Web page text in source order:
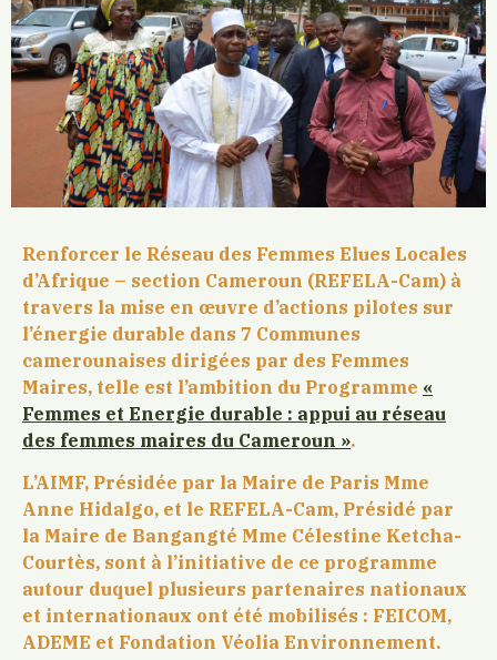
Renforcer le Réseau des Femmes Elues Locales
d’Afrique – section Cameroun (REFELA-Cam) à
travers la mise en œuvre d’actions pilotes sur
l’énergie durable dans 7 Communes
camerounaises dirigées par des Femmes
Maires, telle est l’ambition du Programme «
Femmes et Energie durable : appui au réseau
des femmes maires du Cameroun ».
L’AIMF, Présidée par la Maire de Paris Mme
Anne Hidalgo, et le REFELA-Cam, Présidé par
la Maire de Bangangté Mme Célestine Ketcha-
Courtès, sont à l’initiative de ce programme
autour duquel plusieurs partenaires nationaux
et internationaux ont été mobilisés : FEICOM,
ADEME et Fondation Véolia Environnement.